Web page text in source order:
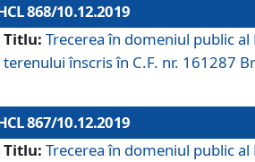
868/10.12.2019
Titlu: Trecerea în domeniul public
terenului înscris în C.F. nr. 161287
867/10.12.2019
Titlu: Trecerea în domeniul public